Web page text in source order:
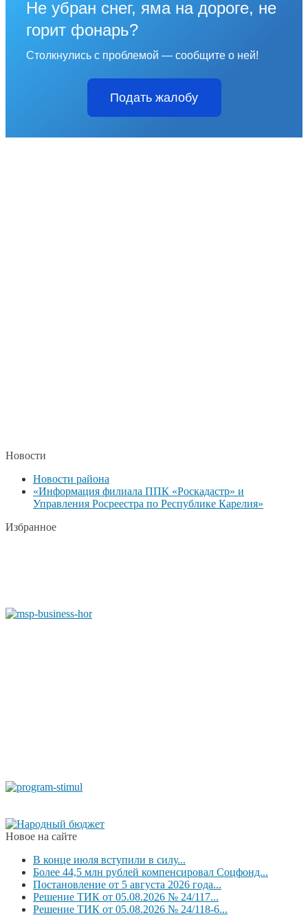
Не убран снег, яма на дороге, не
горит фонарь?
Столкнулись с проблемой — сообщите о ней!
Подать жалобу
Новости
Новости района
«Информация филиала ППК «Роскадастр» и
Управления Росреестра по Республике Карелия»
Избранное
Новое на сайте
В конце июля вступили в силу...
Более 44,5 млн рублей компенсировал Соцфонд...
Постановление от 5 августа 2026 года...
Решение ТИК от 05.08.2026 № 24/117...
Решение ТИК от 05.08.2026 № 24/118-6...